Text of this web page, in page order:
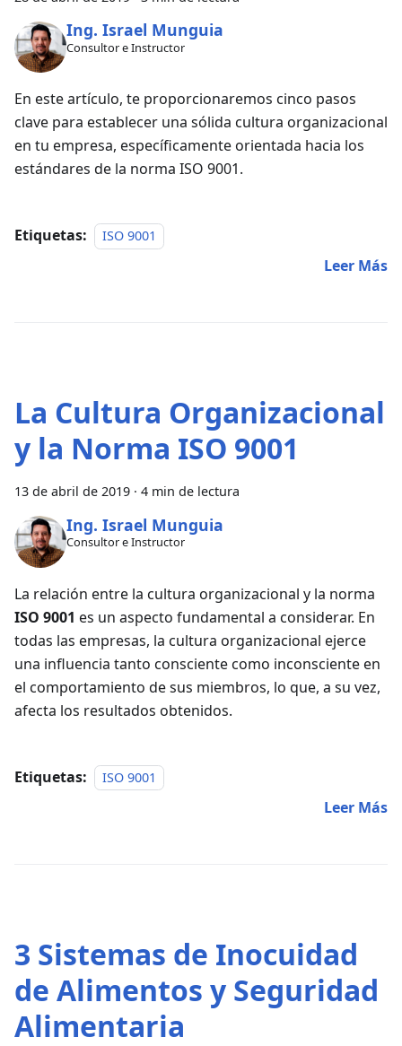
Ing. Israel Munguia
Consultor e Instructor
En este artículo, te proporcionaremos cinco pasos
clave para establecer una sólida cultura organizacional
en tu empresa, específicamente orientada hacia los
estándares de la norma ISO 9001.
Etiquetas: ISO 9001
Leer Más
La Cultura Organizacional
y la Norma ISO 9001
13 de abril de 2019 · 4 min de lectura
Ing. Israel Munguia
Consultor e Instructor
La relación entre la cultura organizacional y la norma
ISO 9001 es un aspecto fundamental a considerar. En
todas las empresas, la cultura organizacional ejerce
una influencia tanto consciente como inconsciente en
el comportamiento de sus miembros, lo que, a su vez,
afecta los resultados obtenidos.
Etiquetas: ISO 9001
Leer Más
3 Sistemas de Inocuidad
de Alimentos y Seguridad
Alimentaria